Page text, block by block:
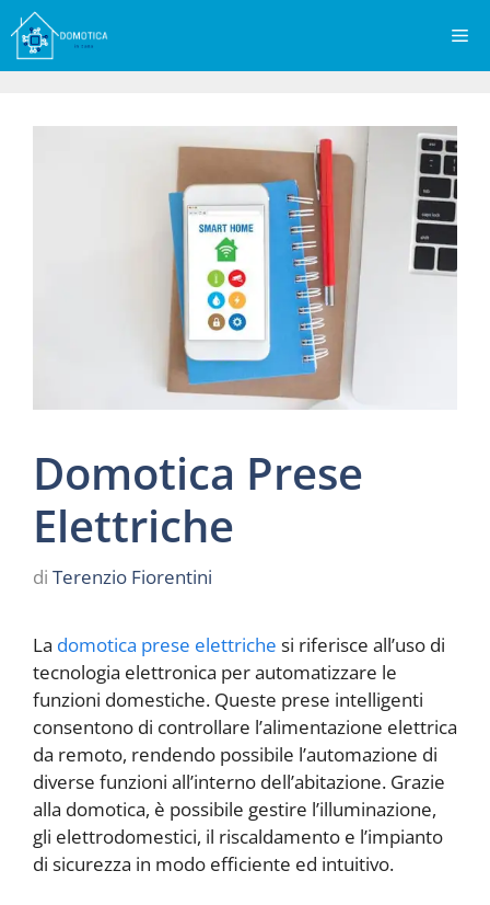
Vai
al
contenuto
Domotica Prese
Elettriche
di Terenzio Fiorentini
La domotica prese elettriche si riferisce all’uso di
tecnologia elettronica per automatizzare le
funzioni domestiche. Queste prese intelligenti
consentono di controllare l’alimentazione elettrica
da remoto, rendendo possibile l’automazione di
diverse funzioni all’interno dell’abitazione. Grazie
alla domotica, è possibile gestire l’illuminazione,
gli elettrodomestici, il riscaldamento e l’impianto
di sicurezza in modo efficiente ed intuitivo.